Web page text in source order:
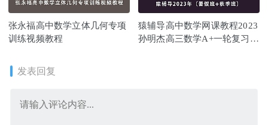
张永福高中数学立体几何专项
训练视频教程
猿辅导高中数学网课教程2023
孙明杰高三数学A+一轮复习视
发表回复